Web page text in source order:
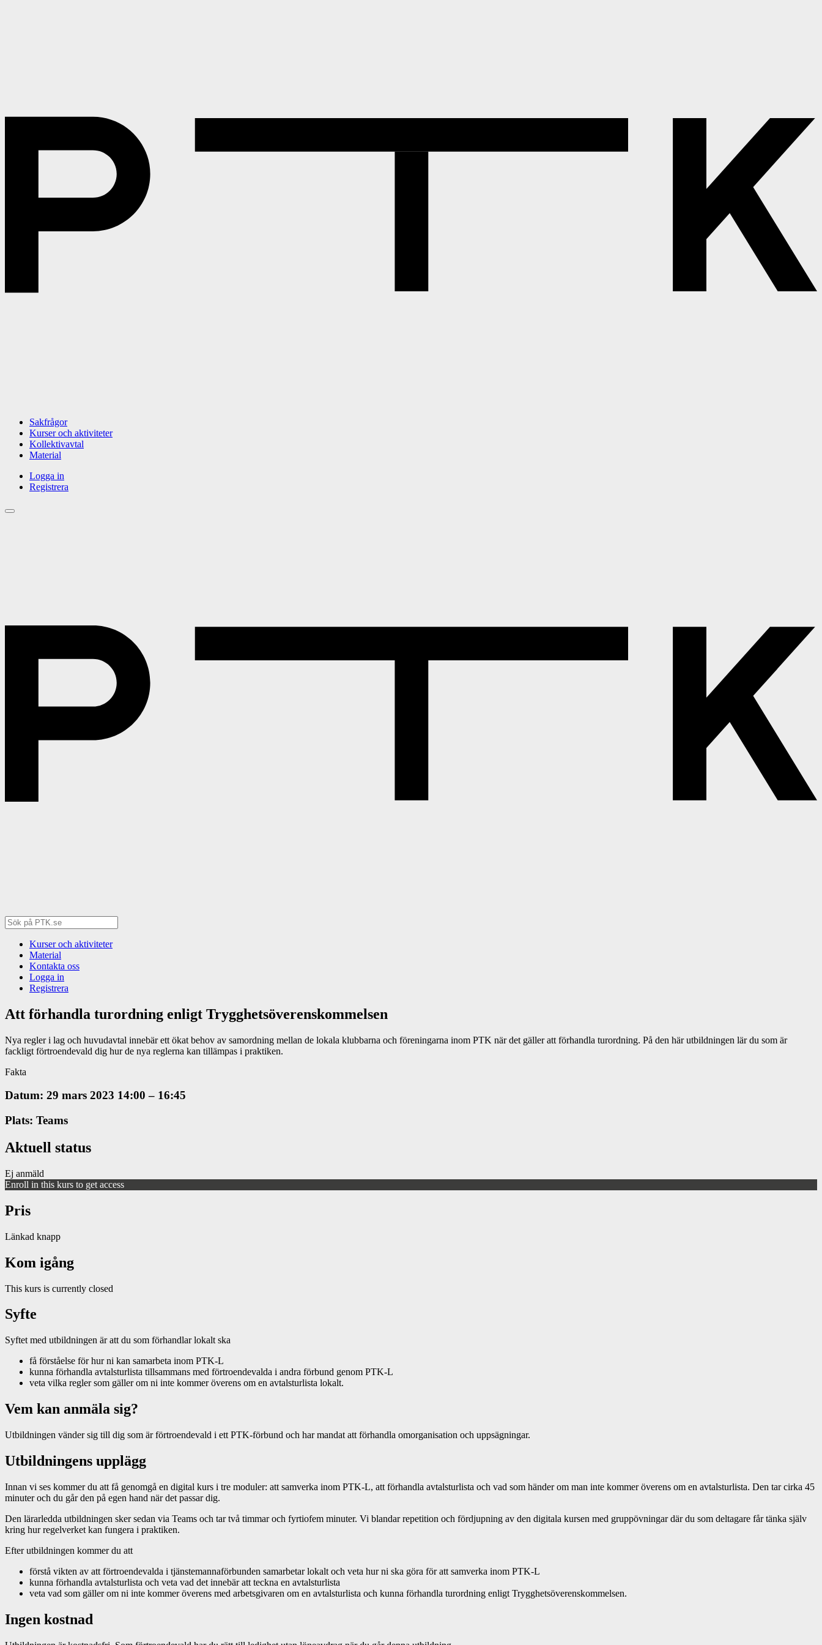
Sakfrågor
Kurser och aktiviteter
Kollektivavtal
Material
Logga in
Registrera
Kurser och aktiviteter
Material
Kontakta oss
Logga in
Registrera
Att förhandla turordning enligt Trygghets­överenskommelsen
Nya regler i lag och huvudavtal innebär ett ökat behov av samordning mellan de lokala klubbarna och föreningarna inom PTK när det gäller att förhandla turordning. På den här utbildningen lär du som är
fackligt förtroendevald dig hur de nya reglerna kan tillämpas i praktiken.
Fakta
Datum: 29 mars 2023 14:00 – 16:45
Plats: Teams
Aktuell status
Ej anmäld
Enroll in this kurs to get access
Pris
Länkad knapp
Kom igång
This kurs is currently closed
Syfte
Syftet med utbildningen är att du som förhandlar lokalt ska
få förståelse för hur ni kan samarbeta inom PTK-L
kunna förhandla avtalsturlista tillsammans med förtroendevalda i andra förbund genom PTK-L
veta vilka regler som gäller om ni inte kommer överens om en avtalsturlista lokalt.
Vem kan anmäla sig?
Utbildningen vänder sig till dig som är förtroendevald i ett PTK-förbund och har mandat att förhandla omorganisation och uppsägningar.
Utbildningens upplägg
Innan vi ses kommer du att få genomgå en digital kurs i tre moduler: att samverka inom PTK-L, att förhandla avtalsturlista och vad som händer om man inte kommer överens om en avtalsturlista. Den tar cirka 45
minuter och du går den på egen hand när det passar dig.
Den lärarledda utbildningen sker sedan via Teams och tar två timmar och fyrtiofem minuter. Vi blandar repetition och fördjupning av den digitala kursen med gruppövningar där du som deltagare får tänka själv
kring hur regelverket kan fungera i praktiken.
Efter utbildningen kommer du att
förstå vikten av att förtroendevalda i tjänstemannaförbunden samarbetar lokalt och veta hur ni ska göra för att samverka inom PTK-L
kunna förhandla avtalsturlista och veta vad det innebär att teckna en avtalsturlista
veta vad som gäller om ni inte kommer överens med arbetsgivaren om en avtalsturlista och kunna förhandla turordning enligt Trygghetsöverenskommelsen.
Ingen kostnad